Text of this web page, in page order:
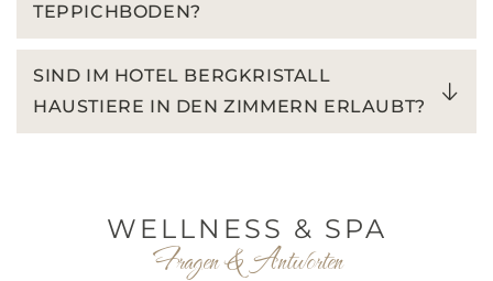
TEPPICHBODEN?
SIND IM HOTEL BERGKRISTALL
HAUSTIERE IN DEN ZIMMERN ERLAUBT?
WELLNESS & SPA
Fragen & Antworten